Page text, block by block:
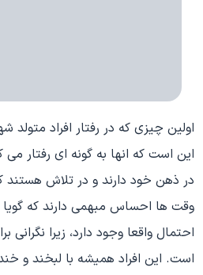
اولین چیزی که در رفتار افراد
این است که انها به گونه ای رفتار
در ذهن خود دارند و در تلاش هستند
وقت ها احساس مبهمی دارند که
احتمال واقعا وجود دارد، زیرا نگرانی
است. این افراد همیشه با لبخند و